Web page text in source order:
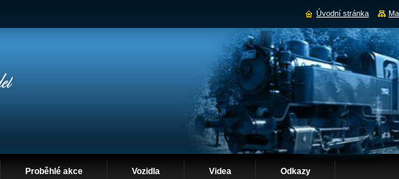
Proběhlé akce Vozidla Videa Odkazy
Úvodní stránka